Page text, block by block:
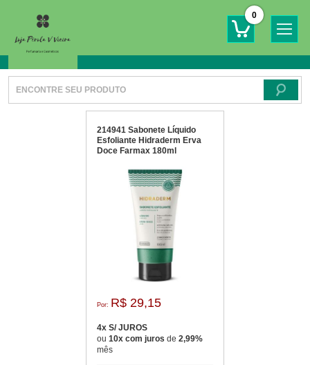
0
214941 Sabonete Líquido
Esfoliante Hidraderm Erva
Doce Farmax 180ml
Por: R$ 29,15
4x S/ JUROS
ou 10x com juros de 2,99%
mês